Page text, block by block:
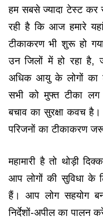
हम सबसे ज्यादा टेस्ट कर
रही है कि आज हमारे
टीकाकरण भी शुरू हो
उन जिलों में हो रहा है,
अधिक आयु के लोगों का
सभी को मुफ्त टीका
बचाव का सुरक्षा कवच
परिजनों का टीकाकरण
महामारी है तो थोड़ी
आप लोगों की सुविधा के
हैं। आप लोग सहयोग
निर्देशों-अपील का पालन